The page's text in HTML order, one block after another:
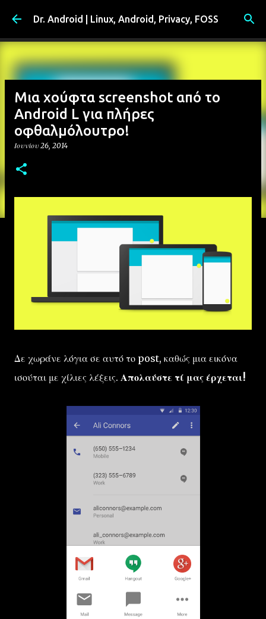
Μετάβαση στο κύριο περιεχόμενο
Dr. Android | Linux, Android, Privacy, FOSS
Μια χούφτα screenshot από το
Android L για πλήρες
οφθαλμόλουτρο!
Ιουνίου 26, 2014
Δε χωράνε λόγια σε αυτό το post, καθώς μια εικόνα
ισούται με χίλιες λέξεις. Απολαύστε τί μας έρχεται!